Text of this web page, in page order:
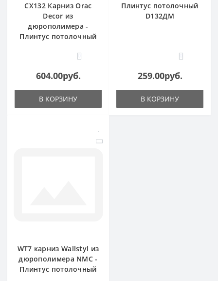
CX132 Карниз Orac
Decor из
дюрополимера -
Плинтус потолочный
0
604.00руб.
В КОРЗИНУ
Плинтус потолочный
D132ДМ
0
259.00руб.
В КОРЗИНУ
WT7 карниз Wallstyl из
дюрополимера NMC -
Плинтус потолочный